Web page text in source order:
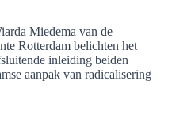
Miedema van de
Rotterdam belichten het
inleiding beiden
aanpak van radicalisering